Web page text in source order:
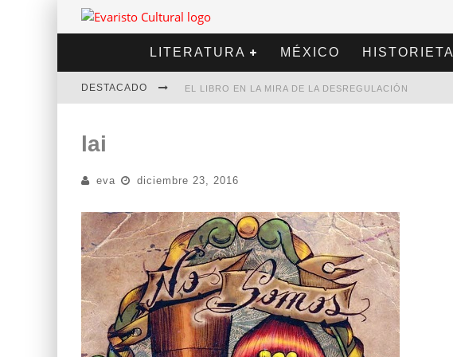
LITERATURA MÉXICO HISTORIETA
DESTACADO EL LIBRO EN LA MIRA DE LA DESREGULACIÓN
ALEJANDRA CORREA | LA NIEVE
lai
eva diciembre 23, 2016